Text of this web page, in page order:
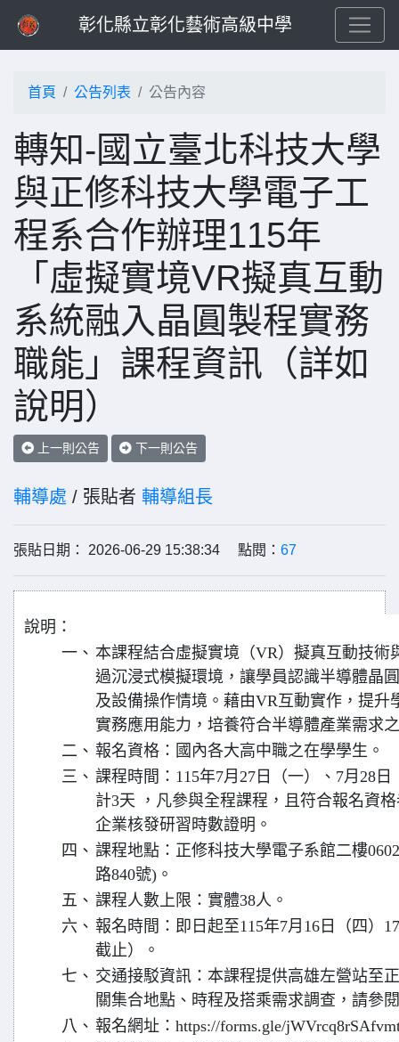
彰化縣立彰化藝術高級中學
首頁 公告列表 公告內容
轉知-國立臺北科技大學
與正修科技大學電子工
程系合作辦理115年
「虛擬實境VR擬真互動
系統融入晶圓製程實務
職能」課程資訊（詳如
說明）
上一則公告 下一則公告
輔導處 / 張貼者 輔導組長
張貼日期： 2026-06-29 15:38:34 點閱： 67
說明：
一、 本課程結合虛擬實境（VR）擬真互動技術
過沉浸式模擬環境，讓學員認識半導體晶
及設備操作情境。藉由VR互動實作，提升
實務應用能力，培養符合半導體產業需求
二、 報名資格：國內各大高中職之在學學生。
三、 課程時間：115年7月27日（一）、7月28
計3天 ，凡參與全程課程，且符合報名資
企業核發研習時數證明。
四、 課程地點：正修科技大學電子系館二樓
路840號)。
五、 課程人數上限：實體38人。
六、 報名時間：即日起至115年7月16日（四）
截止）。
七、 交通接駁資訊：本課程提供高雄左營站至
關集合地點、時程及搭乘需求調查，請參
八、 報名網址：https://forms.gle/